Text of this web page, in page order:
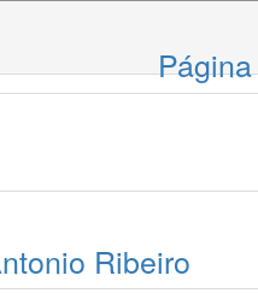
Ribeiro